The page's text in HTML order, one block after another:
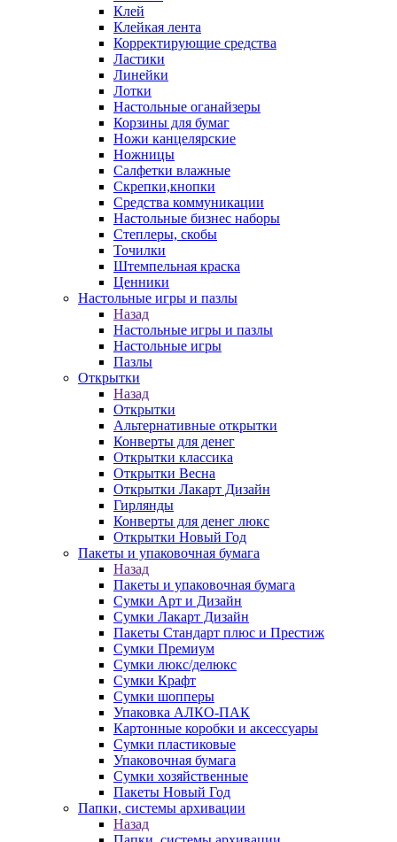
Клей
Клейкая лента
Корректирующие средства
Ластики
Линейки
Лотки
Настольные оганайзеры
Корзины для бумаг
Ножи канцелярские
Ножницы
Салфетки влажные
Скрепки,кнопки
Средства коммуникации
Настольные бизнес наборы
Степлеры, скобы
Точилки
Штемпельная краска
Ценники
Настольные игры и пазлы
Назад
Настольные игры и пазлы
Настольные игры
Пазлы
Открытки
Назад
Открытки
Альтернативные открытки
Конверты для денег
Открытки классика
Открытки Весна
Открытки Лакарт Дизайн
Гирлянды
Конверты для денег люкс
Открытки Новый Год
Пакеты и упаковочная бумага
Назад
Пакеты и упаковочная бумага
Сумки Арт и Дизайн
Сумки Лакарт Дизайн
Пакеты Стандарт плюс и Престиж
Сумки Премиум
Сумки люкс/делюкс
Сумки Крафт
Сумки шопперы
Упаковка АЛКО-ПАК
Картонные коробки и аксессуары
Сумки пластиковые
Упаковочная бумага
Сумки хозяйственные
Пакеты Новый Год
Папки, системы архивации
Назад